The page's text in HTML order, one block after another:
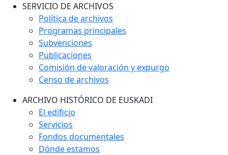
SERVICIO DE ARCHIVOS
Política de archivos
Programas principales
Subvenciones
Publicaciones
Comisión de valoración y expurgo
Censo de archivos
ARCHIVO HISTÓRICO DE EUSKADI
El edificio
Servicios
Fondos documentales
Dónde estamos